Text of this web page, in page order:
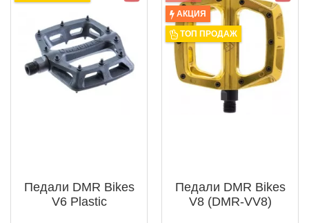
Педали DMR Bikes
V6 Plastic
АКЦИЯ
ТОП ПРОДАЖ
Педали DMR Bikes
V8 (DMR-VV8)